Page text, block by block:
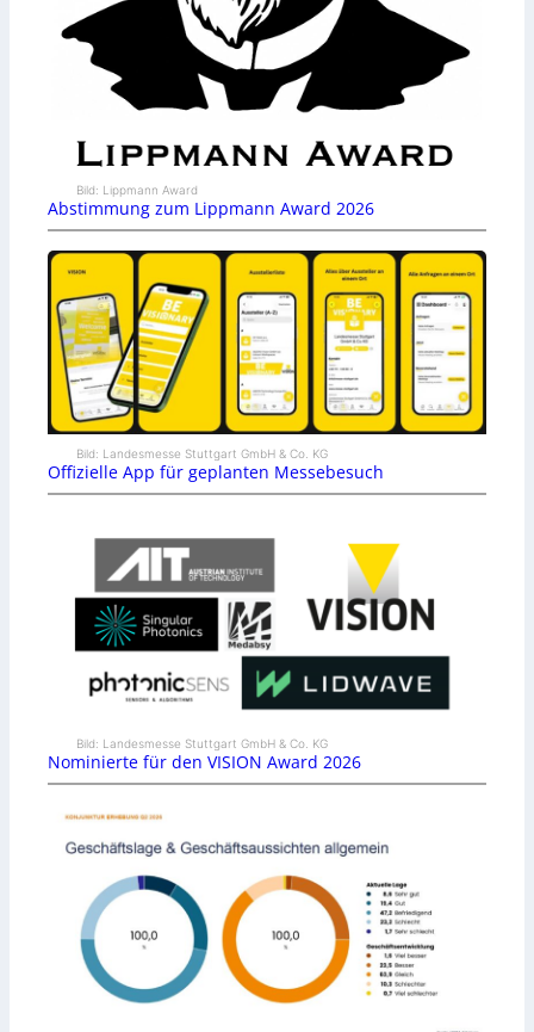
Bild: Lippmann Award
Abstimmung zum Lippmann Award 2026
Bild: Landesmesse Stuttgart GmbH & Co. KG
Offizielle App für geplanten Messebesuch
Bild: Landesmesse Stuttgart GmbH & Co. KG
Nominierte für den VISION Award 2026